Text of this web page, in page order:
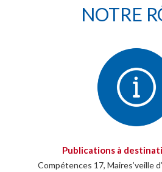
NOTRE
Publications à
Compétences 17, Maires’veille